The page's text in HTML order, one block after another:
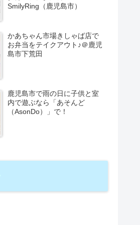
SmilyRing（鹿児島市）
かあちゃん市場きしゃば店で
お弁当をテイクアウト♪＠鹿児
島市下荒田
鹿児島市で雨の日に子供と室
内で遊ぶなら「あそんど
（AsonDo）」で！